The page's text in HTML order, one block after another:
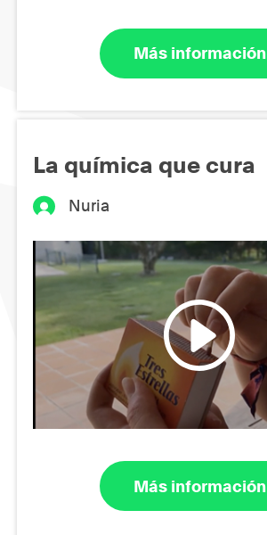
Más información
La química que cura
Nuria
Más información